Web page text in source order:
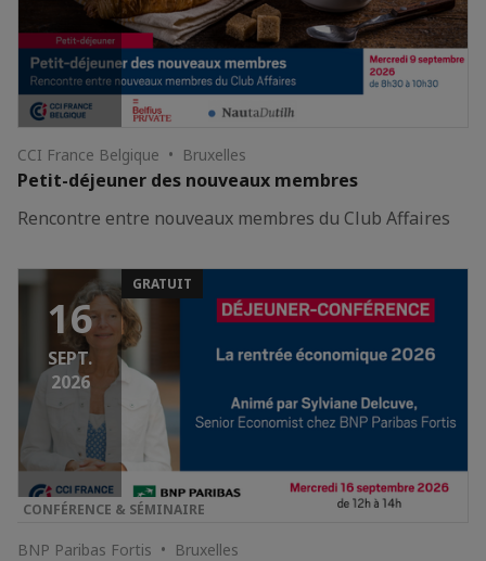
CCI France Belgique • Bruxelles
Petit-déjeuner des nouveaux membres
Rencontre entre nouveaux membres du Club Affaires
16
SEPT.
2026
GRATUIT
CONFÉRENCE & SÉMINAIRE
BNP Paribas Fortis • Bruxelles